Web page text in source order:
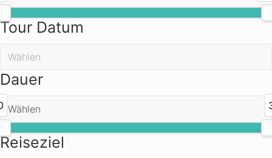
Tour Datum
Dauer
Reiseziel